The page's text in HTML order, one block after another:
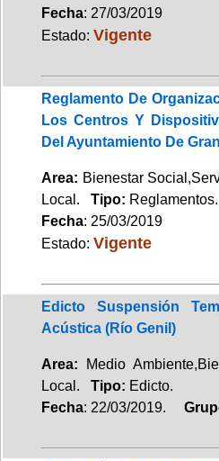
Fecha: 27/03/2019
Estado: Vigente
Reglamento De
Los Centros Y
Del Ayuntamiento De
Area: Bienestar
Local. Tipo: Reglamentos.
Fecha: 25/03/2019
Estado: Vigente
Edicto Suspensión
Acústica (Río Genil)
Area: Medio
Local. Tipo: Edicto.
Fecha: 22/03/2019.